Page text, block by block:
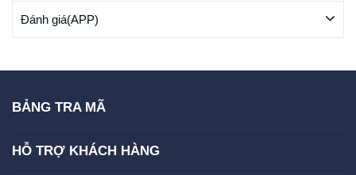
Đánh giá(APP)
BẢNG TRA MÃ
HỖ TRỢ KHÁCH HÀNG